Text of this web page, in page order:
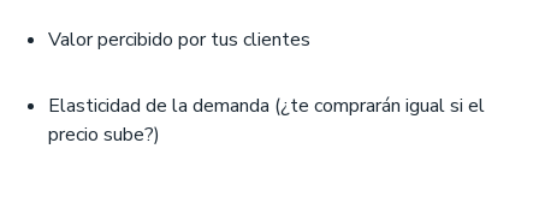
Valor percibido por tus clientes
Elasticidad de la demanda (¿te comprarán igual si el
precio sube?)